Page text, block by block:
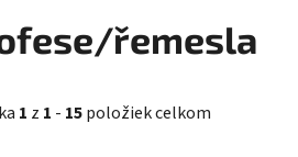
řemesla
1 z 1 - 15položiek celkom